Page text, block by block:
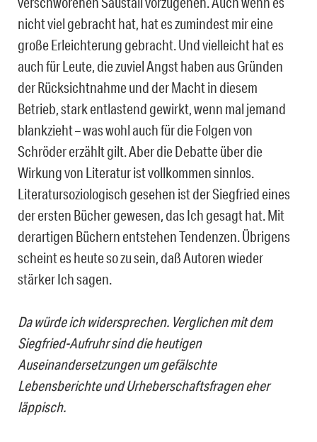
nicht viel gebracht hat, hat es zumindest mir eine
große Erleichterung gebracht. Und vielleicht hat es
auch für Leute, die zuviel Angst haben aus Gründen
der Rücksichtnahme und der Macht in diesem
Betrieb, stark entlastend gewirkt, wenn mal jemand
blankzieht – was wohl auch für die Folgen von
Schröder erzählt gilt. Aber die Debatte über die
Wirkung von Literatur ist vollkommen sinnlos.
Literatursoziologisch gesehen ist der Siegfried eines
der ersten Bücher gewesen, das Ich gesagt hat. Mit
derartigen Büchern entstehen Tendenzen. Übrigens
scheint es heute so zu sein, daß Autoren wieder
stärker Ich sagen.
Da würde ich widersprechen. Verglichen mit dem
Siegfried-Aufruhr sind die heutigen
Auseinandersetzungen um gefälschte
Lebensberichte und Urheberschaftsfragen eher
läppisch.